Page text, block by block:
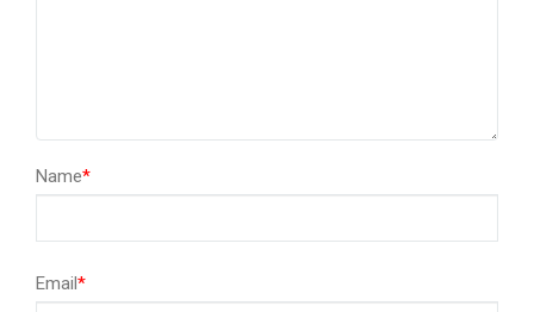
Name*
Email*